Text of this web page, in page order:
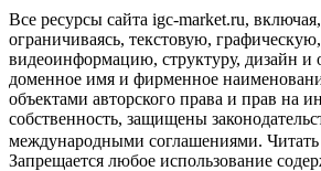
Все ресурсы сайта igc-market.ru,
ограничиваясь, текстовую,
видеоинформацию, структуру, дизайн и
доменное имя и фирменное
объектами авторского права и прав на
собственность, защищены
международными соглашениями.
Запрещается любое использование